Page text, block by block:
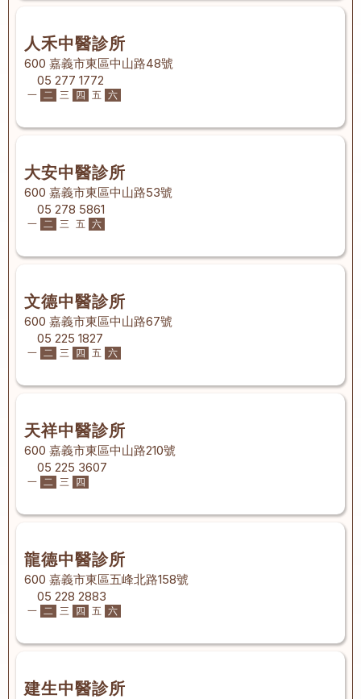
人禾中醫診所
600 嘉義市東區中山路48號
05 277 1772
一 二 三 四 五 六
大安中醫診所
600 嘉義市東區中山路53號
05 278 5861
一 二 三 五 六
文德中醫診所
600 嘉義市東區中山路67號
05 225 1827
一 二 三 四 五 六
天祥中醫診所
600 嘉義市東區中山路210號
05 225 3607
一 二 三 四
龍德中醫診所
600 嘉義市東區五峰北路158號
05 228 2883
一 二 三 四 五 六
建生中醫診所